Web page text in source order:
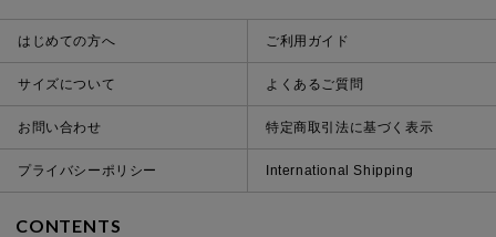
はじめての方へ ご利用ガイド
サイズについて よくあるご質問
お問い合わせ 特定商取引法に基づく表示
プライバシーポリシー International Shipping
CONTENTS